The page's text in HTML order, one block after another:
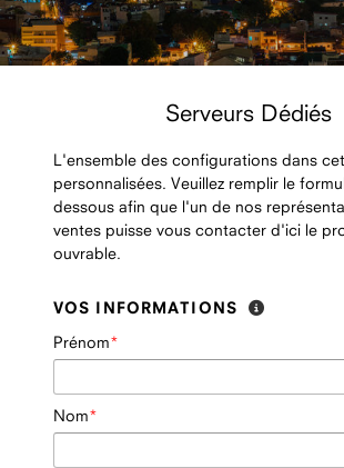
Serveurs Dédiés
L'ensemble des configurations dans
personnalisées. Veuillez remplir le
dessous afin que l'un de nos
ventes puisse vous contacter d'ici le
ouvrable.
VOS INFORMATIONS
Prénom
Nom